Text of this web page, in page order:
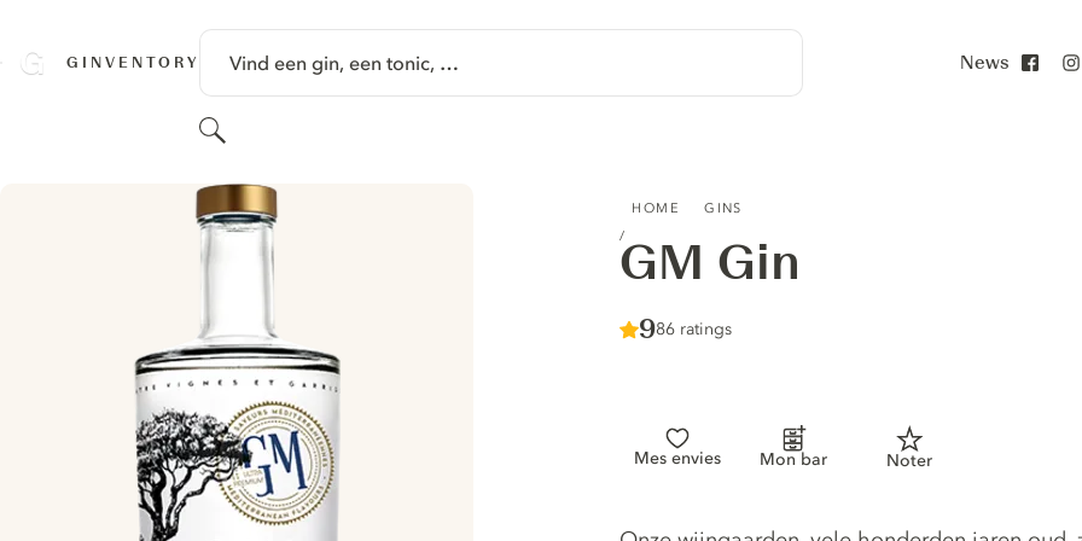
GINVENTORY Vind een gin, een tonic, …
Zoeken
News
HOME GINS
GM Gin
Score :
9/ 10
86 ratings
Mes envies Mon bar Noter